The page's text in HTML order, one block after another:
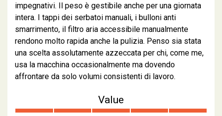
impegnativi. Il peso è gestibile anche per una giornata
intera. I tappi dei serbatoi manuali, i bulloni anti
smarrimento, il filtro aria accessibile manualmente
rendono molto rapida anche la pulizia. Penso sia stata
una scelta assolutamente azzeccata per chi, come me,
usa la macchina occasionalmente ma dovendo
affrontare da solo volumi consistenti di lavoro.
Value